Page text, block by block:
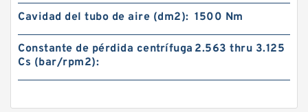
Cavidad del tubo de aire (dm2): 1500 Nm
Constante de pérdida centrífuga
Cs (bar/rpm2):
2.563 thru 3.125